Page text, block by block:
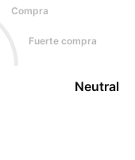
Compra
Fuerte compra
Neutral